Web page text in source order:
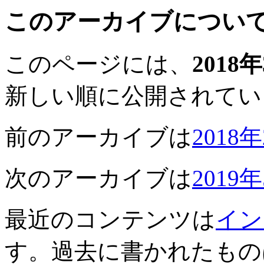
このアーカイブについ
このページには、 2018
新しい順に公開されて
前のアーカイブは2018
次のアーカイブは2019
最近のコンテンツはイ
す。過去に書かれたも